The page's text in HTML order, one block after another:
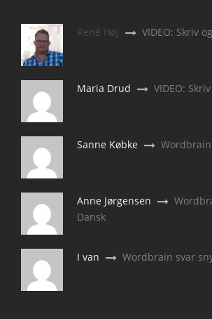
René Høj VIDEO: Skriv
Maria Drud VIDEO:
Sanne Købke
Anne Jørgensen
Dansk
I van Wordbrain svar